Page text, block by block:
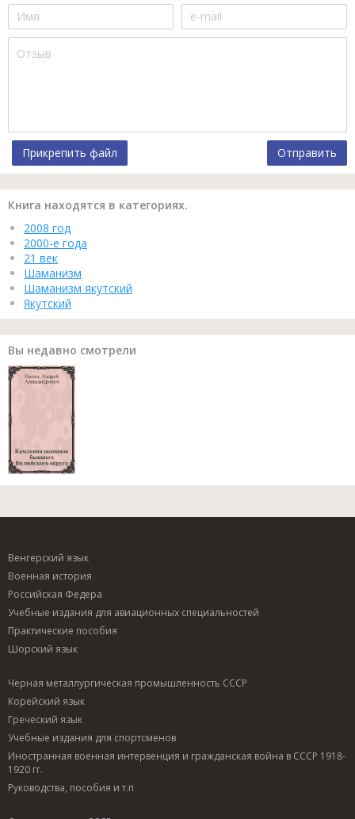
Прикрепить файл Отправить
Книга находятся в категориях.
2008 год
2000-е года
21 век
Шаманизм
Шаманизм якутский
Якутский
Вы недавно смотрели
Венгерский язык
Военная история
Российская Федера
Учебные издания для авиационных специальностей
Практические пособия
Шорский язык
Черная металлургическая промышленность СССР
Корейский язык
Греческий язык
Учебные издания для спортсменов
Иностранная военная интервенция и гражданская война в СССР 1918-
1920 гг.
Руководства, пособия и т.п